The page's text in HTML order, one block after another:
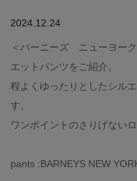
2024.12.24
＜バーニーズ ニューヨー
エットパンツをご紹介。
程よくゆったりとしたシル
す。
ワンポイントのさりげないロ
pants :BARNEYS NEW